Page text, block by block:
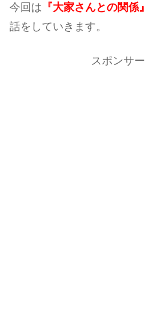
今回は 『大家さんとの関係』
話をしていきます。
スポンサ